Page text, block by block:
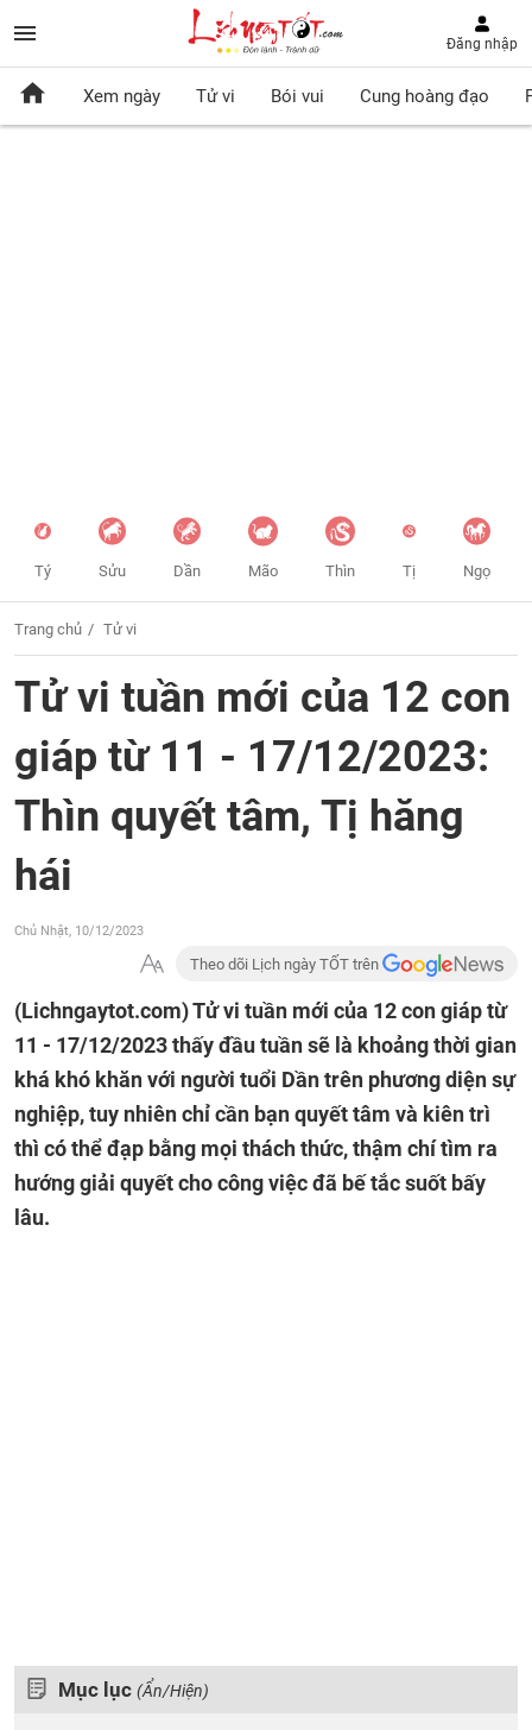
Đăng nhập
Xem ngày Tử vi Bói vui Cung hoàng đạo
Tý Sửu Dần Mão Thìn Tị Ngọ
Trang chủ Tử vi
Tử vi tuần mới của 12 con
giáp từ 11 - 17/12/2023:
Thìn quyết tâm, Tị hăng
hái
Chủ Nhật, 10/12/2023
Theo dõi Lịch ngày TỐT trên
(Lichngaytot.com)Tử vi tuần mới của 12 con giáp từ
11 - 17/12/2023 thấy đầu tuần sẽ là khoảng thời gian
khá khó khăn với người tuổi Dần trên phương diện sự
nghiệp, tuy nhiên chỉ cần bạn quyết tâm và kiên trì
thì có thể đạp bằng mọi thách thức, thậm chí tìm ra
hướng giải quyết cho công việc đã bế tắc suốt bấy
lâu.
Mục lục (Ẩn/Hiện)